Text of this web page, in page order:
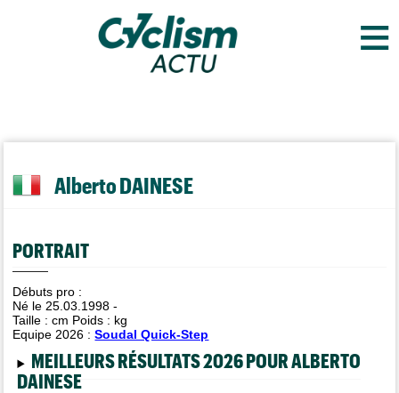
≡
Alberto DAINESE
PORTRAIT
Débuts pro :
Né le 25.03.1998 -
Taille :cm Poids : kg
Equipe 2026 :Soudal Quick-Step
MEILLEURS RÉSULTATS 2026 POUR ALBERTO
DAINESE